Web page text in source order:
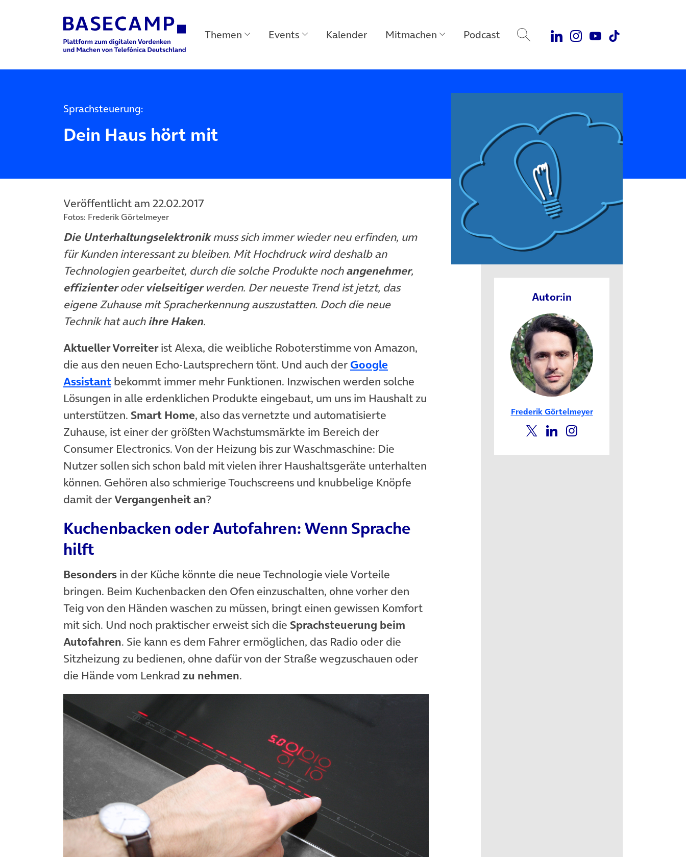
Main Navigation Themen Events Kalender Mitmachen Podcast
Sprachsteuerung:
Dein Haus hört mit
Veröffentlicht am 22.02.2017
Fotos: Frederik Görtelmeyer
Die Unterhaltungselektronikmuss sich immer wieder neu erfinden, um
für Kunden interessant zu bleiben. Mit Hochdruck wird deshalb an
Technologien gearbeitet, durch die solche Produkte nochangenehmer,
effizienterodervielseitigerwerden. Der neueste Trend ist jetzt, das
eigene Zuhause mit Spracherkennung auszustatten. Doch die neue
Technik hat auchihre Haken.
Aktueller Vorreiterist Alexa, die weibliche Roboterstimme von Amazon,
die aus den neuen Echo-Lautsprechern tönt. Und auch der Google
Assistant(öffnet in neuem Tab)
bekommt immer mehr Funktionen. Inzwischen werden solche
Lösungen in alle erdenklichen Produkte eingebaut, um uns im Haushalt zu
unterstützen. Smart Home, also das vernetzte und automatisierte
Zuhause, ist einer der größten Wachstumsmärkte im Bereich der
Consumer Electronics. Von der Heizung bis zur Waschmaschine: Die
Nutzer sollen sich schon bald mit vielen ihrer Haushaltsgeräte unterhalten
können. Gehören also schmierige Touchscreens und knubbelige Knöpfe
damit derVergangenheit an?
Kuchenbacken oder Autofahren: Wenn Sprache
hilft
Besonders in der Küche könnte die neue Technologie viele Vorteile
bringen. Beim Kuchenbacken den Ofen einzuschalten, ohne vorher den
Teig von den Händen waschen zu müssen, bringt einen gewissen Komfort
mit sich. Und noch praktischer erweist sich die Sprachsteuerung beim
Autofahren. Sie kann es dem Fahrer ermöglichen, das Radio oder die
Sitzheizung zu bedienen, ohne dafür von der Straße wegzuschauen oder
die Hände vom Lenkrad zu nehmen.
Autor:in
Frederik Görtelmeyer